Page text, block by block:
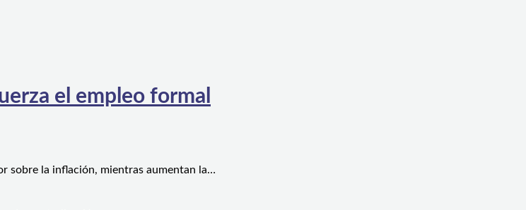
el empleo formal
sobre la inflación, mientras aumentan la…